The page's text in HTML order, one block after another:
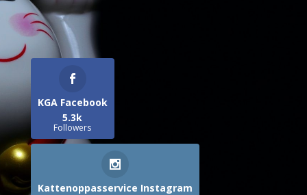
KGA Facebook
5.3k
Followers
Kattenoppasservice Instagram